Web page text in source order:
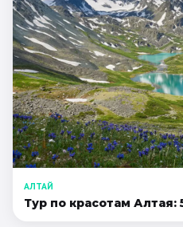
АЛТАЙ
Тур по красотам Алтая: